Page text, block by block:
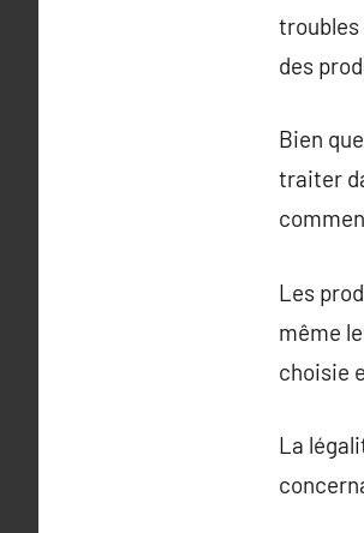
troubles
des
Bien
traiter
Les
même
choisie
La